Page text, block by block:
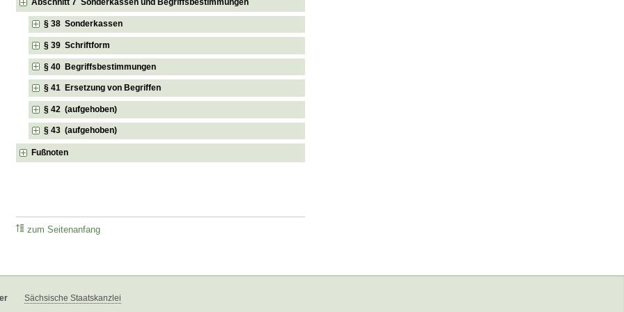
§ 38 Sonderkassen
§ 39 Schriftform
§ 40 Begriffsbestimmungen
§ 41 Ersetzung von Begriffen
§ 42 (aufgehoben)
§ 43 (aufgehoben)
Fußnoten
zum Seitenanfang
Sächsische Staatskanzlei